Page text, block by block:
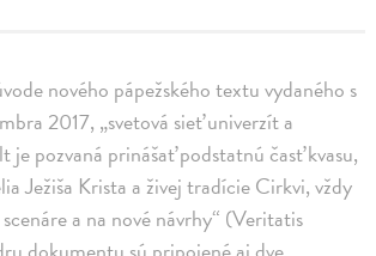
nového pápežského textu vydaného s
2017, „svetová sieť univerzít a
pozvaná prinášať podstatnú časť kvasu,
Ježiša Krista a živej tradície Cirkvi, vždy
a na nové návrhy“ (Veritatis